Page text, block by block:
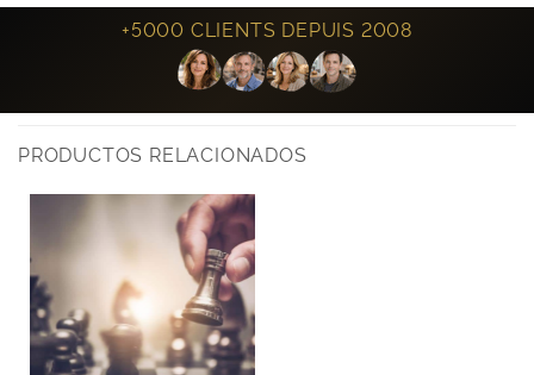
+5000 CLIENTS DEPUIS 2008
PRODUCTOS RELACIONADOS